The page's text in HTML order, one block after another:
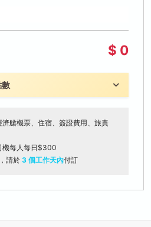
$ 0
數
濟艙機票、住宿、簽證費用、旅責
機每人每日$300
請於 3 個工作天內付訂